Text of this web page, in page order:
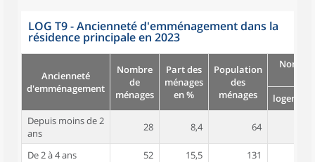
LOG T9 - Ancienneté d'emménagement dans la
résidence principale en 2023
Ancienneté
d'emménagement
Nombre
de
ménages
Part des
ménages
en %
Population
des
ménages
logement
Depuis moins de 2
ans
28 8,4 64
De 2 à 4 ans 52 15,5 131